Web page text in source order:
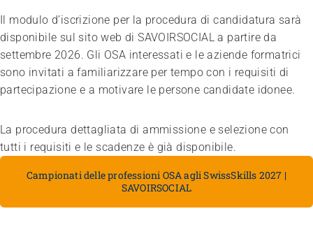
Il modulo d’iscrizione per la procedura di candidatura sarà
disponibile sul sito web di SAVOIRSOCIAL a partire da
settembre 2026. Gli OSA interessati e le aziende formatrici
sono invitati a familiarizzare per tempo con i requisiti di
partecipazione e a motivare le persone candidate idonee.
La procedura dettagliata di ammissione e selezione con
tutti i requisiti e le scadenze è già disponibile.
Campionati delle professioni OSA agli SwissSkills 2027 |
SAVOIRSOCIAL